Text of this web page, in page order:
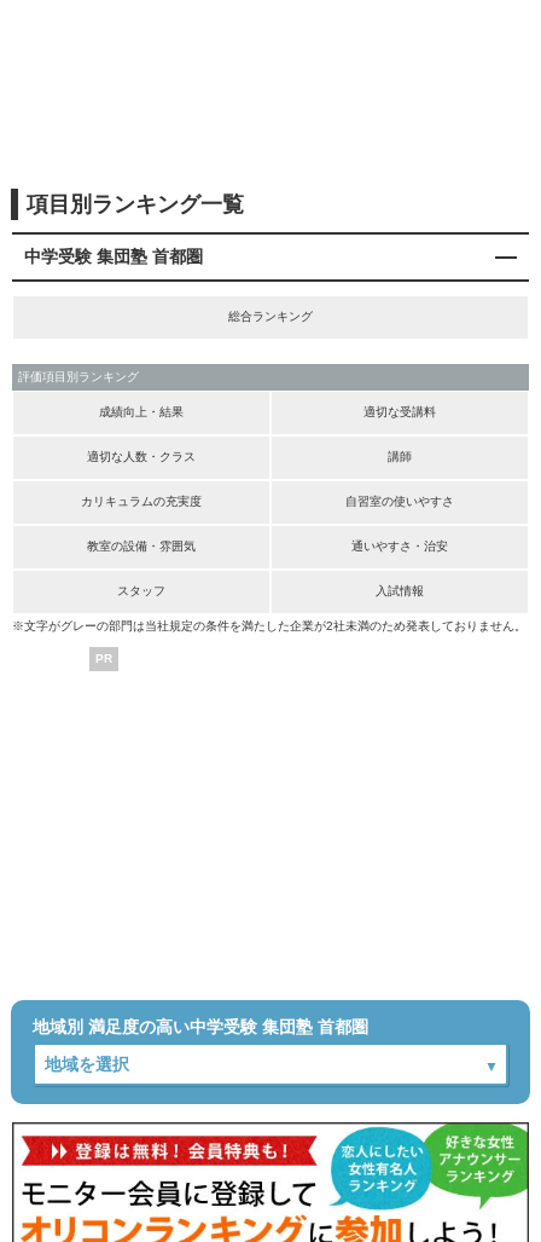
項目別ランキング一覧
中学受験 集団塾 首都圏
総合ランキング
評価項目別ランキング
成績向上・結果 適切な受講料
適切な人数・クラス 講師
カリキュラムの充実度 自習室の使いやすさ
教室の設備・雰囲気 通いやすさ・治安
スタッフ 入試情報
※文字がグレーの部門は当社規定の条件を満たした企業が2社未満のため発表しておりません。
PR
地域別 満足度の高い中学受験 集団塾 首都圏